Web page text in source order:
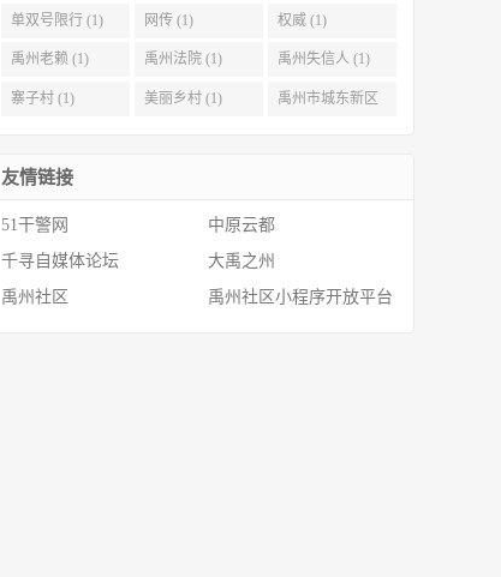
单双号限行 (1) 网传 (1) 权威 (1)
禹州老赖 (1) 禹州法院 (1) 禹州失信人 (1)
寨子村 (1) 美丽乡村 (1) 禹州市城东新区
友情链接
51干警网
中原云都
千寻自媒体论坛
大禹之州
禹州社区
禹州社区小程序开放平台